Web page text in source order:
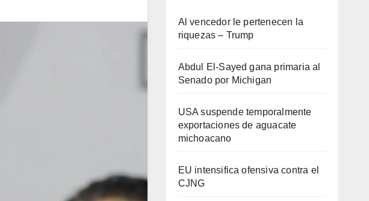
Al vencedor le pertenecen la
riquezas – Trump
Abdul El-Sayed gana primaria al
Senado por Michigan
USA suspende temporalmente
exportaciones de aguacate
michoacano
EU intensifica ofensiva contra el
CJNG